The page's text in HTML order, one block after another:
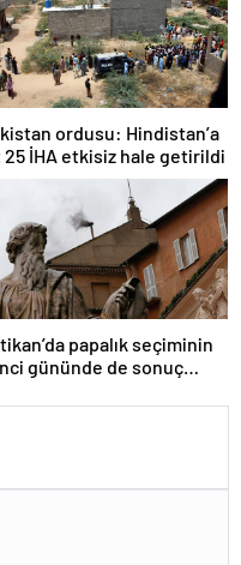
ordusu: Hindistan’a
25 İHA etkisiz hale getirildi
papalık seçiminin
gününde de sonuç